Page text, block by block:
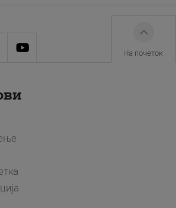
На почеток